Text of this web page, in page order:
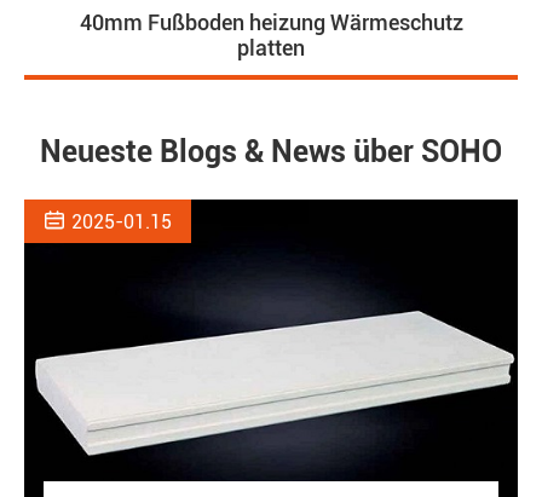
40mm Fußboden heizung Wärmeschutz
platten
Neueste Blogs & News über SOHO
 2025-01.15